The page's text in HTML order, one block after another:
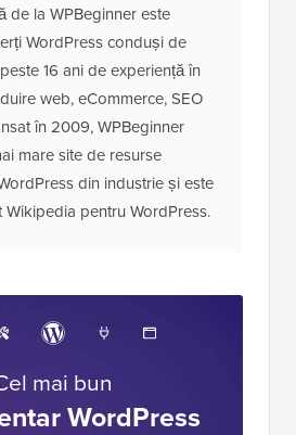
de la WPBeginner este
WordPress conduși de
16 ani de experiență în
web, eCommerce, SEO
în 2009, WPBeginner
mare site de resurse
din industrie și este
pentru WordPress.
mai bun
WordPress